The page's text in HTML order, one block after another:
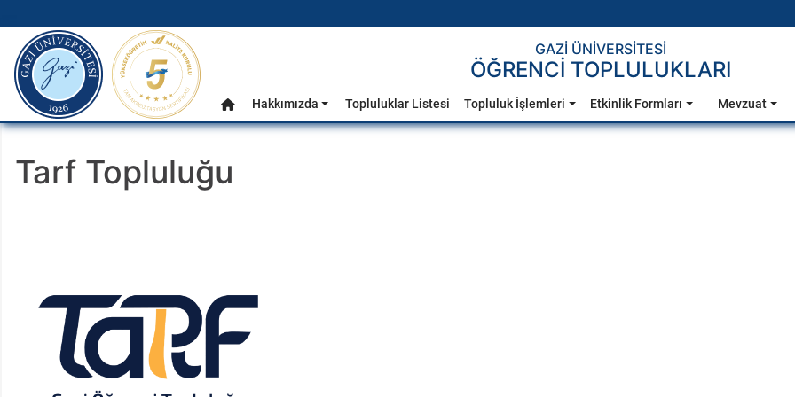
Ana Menü
gazi.edu.tr
GAZİ ÜNİVERSİTESİ
ÖĞRENCİ TOPLULUKLARI
Anasayfa
Hakkımızda Topluluklar Listesi Topluluk İşlemleri Etkinlik Formları Mevzuat
Tarf Topluluğu